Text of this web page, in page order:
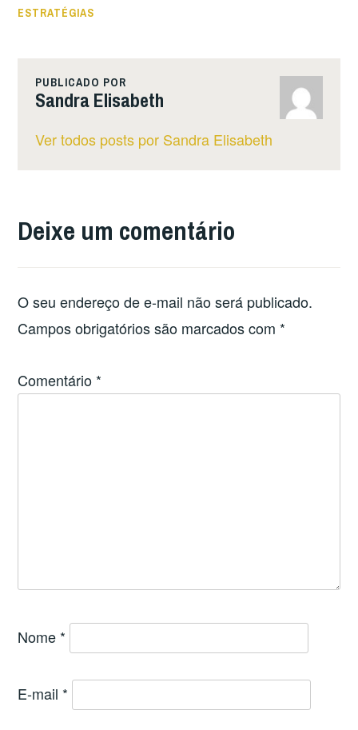
ESTRATÉGIAS
PUBLICADO POR
Sandra Elisabeth
Ver todos posts por Sandra Elisabeth
Deixe um comentário
O seu endereço de e-mail não será publicado.
Campos obrigatórios são marcados com *
Comentário *
Nome *
E-mail *